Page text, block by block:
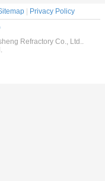
| Privacy Policy
Refractory Co., Ltd..